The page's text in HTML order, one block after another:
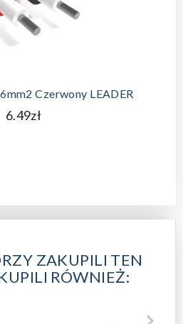
Czerwony LEADER
6.49zł
ZAKUPILI TEN
RÓWNIEŻ: